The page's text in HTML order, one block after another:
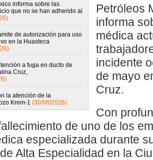
informa sobre las
que no se han adherido al
de autorización para uso
en la Huasteca
a fuga en ducto de
Cruz,
la atención de la
Krem-1 (30/06/2026)
Petróleos
informa
médica
incidente
de mayo
Cruz.
Con
de uno de los
especializada durante
Alta Especialidad en la